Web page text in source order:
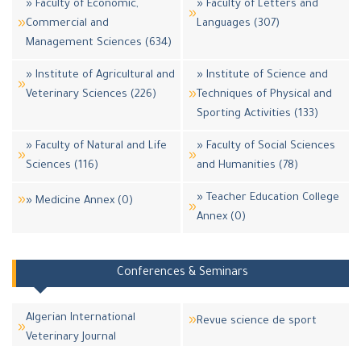
» Faculty of Economic,
Commercial and
Management Sciences (634)
» Faculty of Letters and
Languages (307)
» Institute of Agricultural and
Veterinary Sciences (226)
» Institute of Science and
Techniques of Physical and
Sporting Activities (133)
» Faculty of Natural and Life
Sciences (116)
» Faculty of Social Sciences
and Humanities (78)
» Medicine Annex (0)
» Teacher Education College
Annex (0)
Conferences & Seminars
Algerian International
Veterinary Journal
Revue science de sport